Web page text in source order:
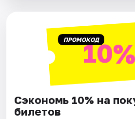
ПРОМОКОД10%
Сэкономь 10% на
билетов